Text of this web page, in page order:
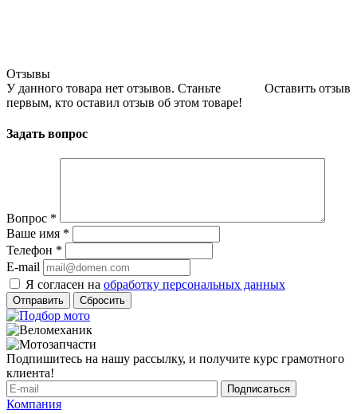
Отзывы
Оставить отзыв
У данного товара нет отзывов. Станьте
первым, кто оставил отзыв об этом товаре!
Задать вопрос
Вопрос *
Ваше имя *
Телефон *
E-mail
Я согласен на обработку персональных данных
Сбросить
Подпишитесь на нашу рассылку, и получите курс грамотного
клиента!
Компания